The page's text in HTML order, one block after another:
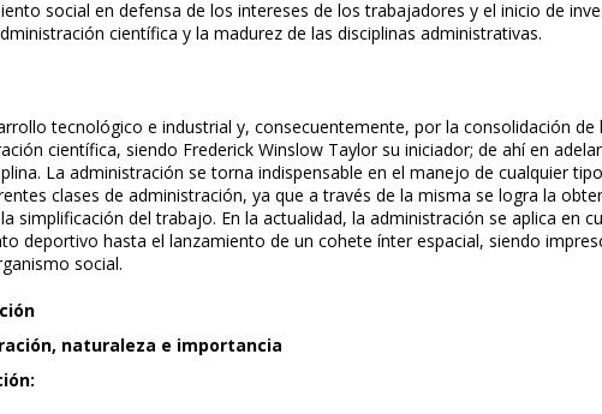
social en defensa de los intereses de los trabajadores y el inicio de
científica y la madurez de las disciplinas administrativas.
tecnológico e industrial y, consecuentemente, por la consolidación de
científica, siendo Frederick Winslow Taylor su iniciador; de ahí en
La administración se torna indispensable en el manejo de cualquier
clases de administración, ya que a través de la misma se logra la
simplificación del trabajo. En la actualidad, la administración se aplica en
deportivo hasta el lanzamiento de un cohete ínter espacial, siendo
social.
naturaleza e importancia